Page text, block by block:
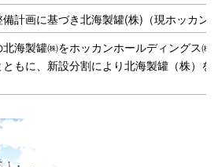
計画に基づき北海製罐(株)（現ホッカン
北海製罐㈱をホッカンホールディングス
もに、新設分割により北海製罐（株）を